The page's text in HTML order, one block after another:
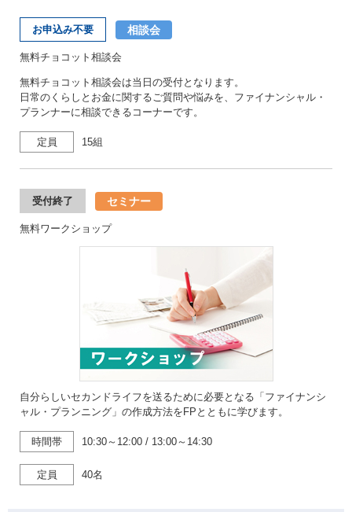
お申込み不要 相談会
無料チョコット相談会
無料チョコット相談会は当日の受付となります。
日常のくらしとお金に関するご質問や悩みを、ファイナンシャル・
プランナーに相談できるコーナーです。
定員 15組
受付終了 セミナー
無料ワークショップ
自分らしいセカンドライフを送るために必要となる「ファイナンシ
ャル・プランニング」の作成方法をFPとともに学びます。
時間帯 10:30～12:00 / 13:00～14:30
定員 40名